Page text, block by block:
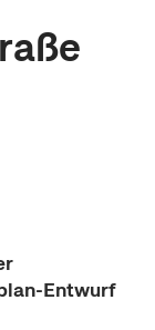
Entwurf